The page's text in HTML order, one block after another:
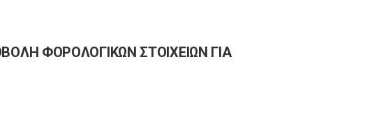
ΦΟΡΟΛΟΓΙΚΩΝ ΣΤΟΙΧΕΙΩΝ ΓΙΑ